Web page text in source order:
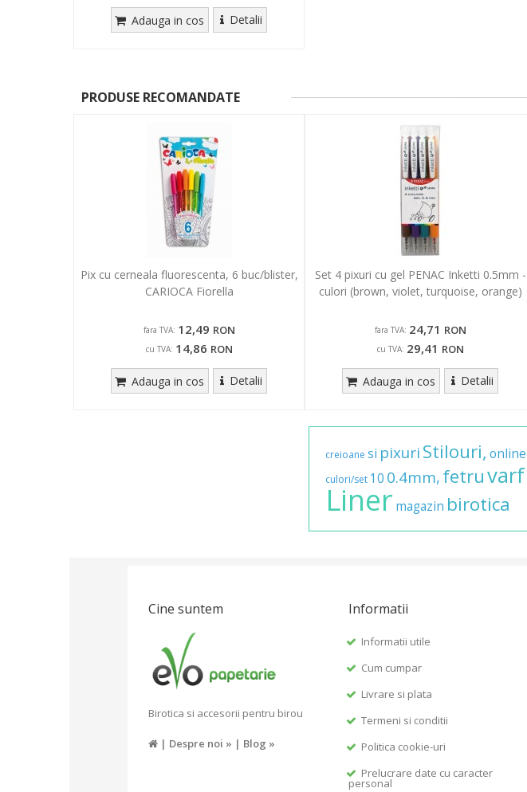
Adauga in cos Detalii
PRODUSE RECOMANDATE
Pix cu cerneala fluorescenta, 6 buc/blister,
CARIOCA Fiorella
fara TVA: 12,49 RON
cu TVA: 14,86 RON
Adauga in cos Detalii
Set 4 pixuri cu gel PENAC Inketti 0.5mm -
culori (brown, violet, turquoise, orange)
fara TVA: 24,71 RON
cu TVA: 29,41 RON
Adauga in cos Detalii
creioane si pixuriStilouri, online
culori/set 10 0.4mm,fetruvarf
Liner magazin birotica
Cine suntem
Birotica si accesorii pentru birou
| Despre noi » | Blog »
Informatii
Informatii utile
Cum cumpar
Livrare si plata
Termeni si conditii
Politica cookie-uri
Prelucrare date cu caracter
personal